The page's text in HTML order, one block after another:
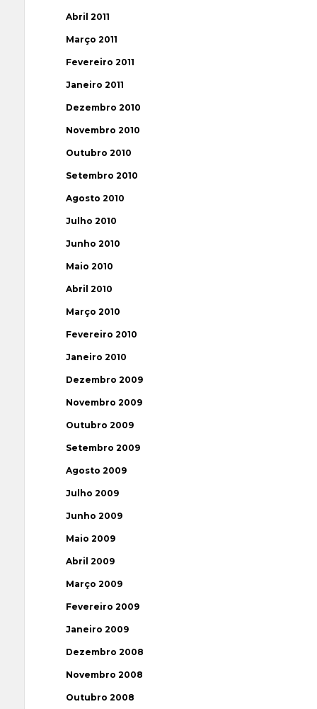
Abril 2011
Março 2011
Fevereiro 2011
Janeiro 2011
Dezembro 2010
Novembro 2010
Outubro 2010
Setembro 2010
Agosto 2010
Julho 2010
Junho 2010
Maio 2010
Abril 2010
Março 2010
Fevereiro 2010
Janeiro 2010
Dezembro 2009
Novembro 2009
Outubro 2009
Setembro 2009
Agosto 2009
Julho 2009
Junho 2009
Maio 2009
Abril 2009
Março 2009
Fevereiro 2009
Janeiro 2009
Dezembro 2008
Novembro 2008
Outubro 2008